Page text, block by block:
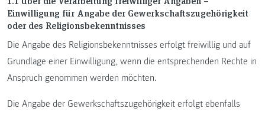
Einwilligung für Angabe der Gewerkschaftszugehörigkeit
oder des Religionsbekenntnisses
Die Angabe des Religionsbekenntnisses erfolgt freiwillig und auf
Grundlage einer Einwilligung, wenn die entsprechenden Rechte in
Anspruch genommen werden möchten.
Die Angabe der Gewerkschaftszugehörigkeit erfolgt ebenfalls